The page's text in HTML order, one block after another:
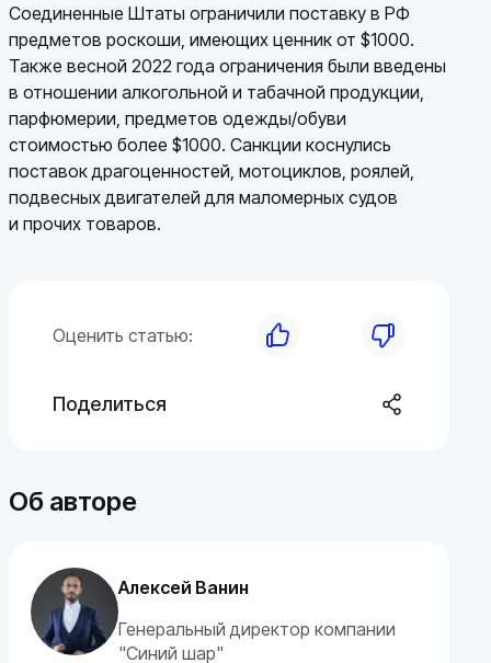
Соединенные Штаты ограничили поставку в РФ
предметов роскоши, имеющих ценник от $1000.
Также весной 2022 года ограничения были введены
в отношении алкогольной и табачной продукции,
парфюмерии, предметов одежды/обуви
стоимостью более $1000. Санкции коснулись
поставок драгоценностей, мотоциклов, роялей,
подвесных двигателей для маломерных судов
и прочих товаров.
Оценить статью:
Поделиться
Об авторе
Алексей Ванин
Генеральный директор компании
"Синий шар"